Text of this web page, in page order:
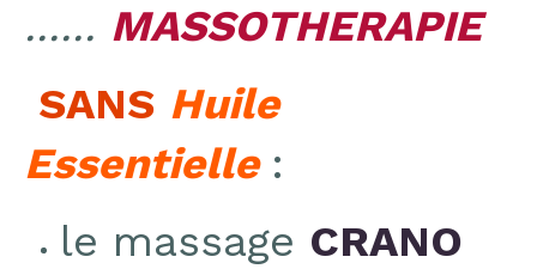
...... MASSOTHERAPIE
SANS Huile
Essentielle :
le massage CRANO